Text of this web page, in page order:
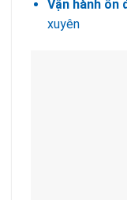
Vận hành ổn
xuyên